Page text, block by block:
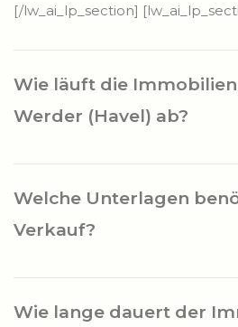
[/lw_ai_lp_section]
Wie läuft die
Werder (Havel) ab?
Objekteigenschaften und der
fundierte Einschätzung – schnell,
Welche Unterlagen
Verkauf?
Energieausweis, Baupläne,
Wie lange dauert der